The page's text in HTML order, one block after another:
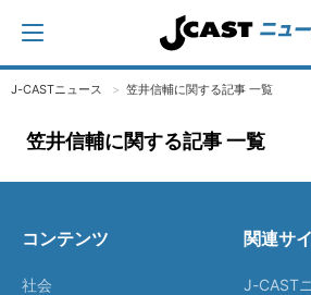
J-CASTニュース 笠井信輔に関する記事 一覧
笠井信輔に関する記事 一覧
コンテンツ
社会
関連サ
J-CAST